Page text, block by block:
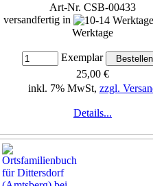
Art-Nr. CSB-00433
versandfertig in
Werktage
Exemplar
25,00 €
inkl. 7% MwSt, zzgl.
Details...